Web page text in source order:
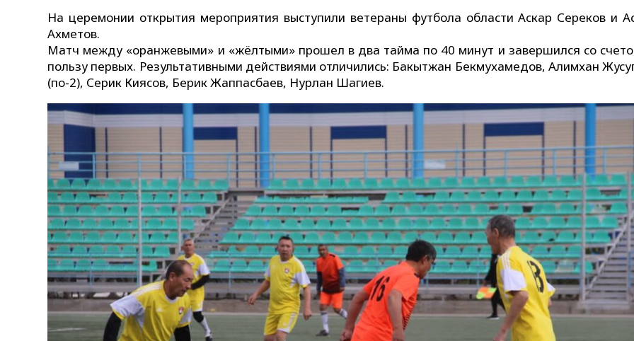
На церемонии открытия мероприятия выступили ветераны футбола области Аскар Сереков и
Ахметов.
Матч между «оранжевыми» и «жёлтыми» прошел в два тайма по 40 минут и завершился со
пользу первых. Результативными действиями отличились: Бакытжан Бекмухамедов, Алимхан
(по-2), Серик Киясов, Берик Жаппасбаев, Нурлан Шагиев.